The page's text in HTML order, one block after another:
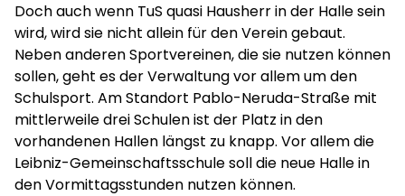
Doch auch wenn TuS quasi Hausherr in der Halle sein
wird, wird sie nicht allein für den Verein gebaut.
Neben anderen Sportvereinen, die sie nutzen können
sollen, geht es der Verwaltung vor allem um den
Schulsport. Am Standort Pablo-Neruda-Straße mit
mittlerweile drei Schulen ist der Platz in den
vorhandenen Hallen längst zu knapp. Vor allem die
Leibniz-Gemeinschaftsschule soll die neue Halle in
den Vormittagsstunden nutzen können.